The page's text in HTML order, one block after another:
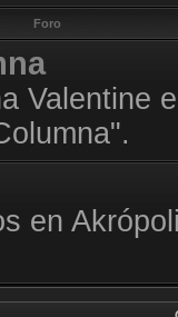
Foro
Valentine
en